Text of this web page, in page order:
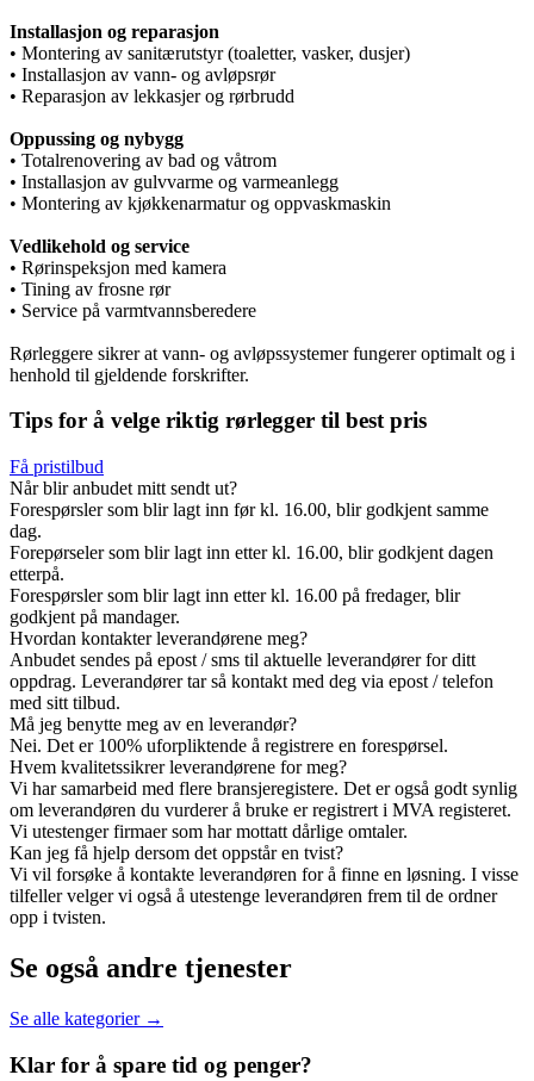
Installasjon og reparasjon
• Montering av sanitærutstyr (toaletter, vasker, dusjer)
• Installasjon av vann- og avløpsrør
• Reparasjon av lekkasjer og rørbrudd
Oppussing og nybygg
• Totalrenovering av bad og våtrom
• Installasjon av gulvvarme og varmeanlegg
• Montering av kjøkkenarmatur og oppvaskmaskin
Vedlikehold og service
• Rørinspeksjon med kamera
• Tining av frosne rør
• Service på varmtvannsberedere
Rørleggere sikrer at vann- og avløpssystemer fungerer optimalt og i
henhold til gjeldende forskrifter.
Tips for å velge riktig rørlegger til best pris
Få pristilbud
Når blir anbudet mitt sendt ut?
Forespørsler som blir lagt inn før kl. 16.00, blir godkjent samme
dag.
Forepørseler som blir lagt inn etter kl. 16.00, blir godkjent dagen
etterpå.
Forespørsler som blir lagt inn etter kl. 16.00 på fredager, blir
godkjent på mandager.
Hvordan kontakter leverandørene meg?
Anbudet sendes på epost / sms til aktuelle leverandører for ditt
oppdrag. Leverandører tar så kontakt med deg via epost / telefon
med sitt tilbud.
Må jeg benytte meg av en leverandør?
Nei. Det er 100% uforpliktende å registrere en forespørsel.
Hvem kvalitetssikrer leverandørene for meg?
Vi har samarbeid med flere bransjeregistere. Det er også godt synlig
om leverandøren du vurderer å bruke er registrert i MVA registeret.
Vi utestenger firmaer som har mottatt dårlige omtaler.
Kan jeg få hjelp dersom det oppstår en tvist?
Vi vil forsøke å kontakte leverandøren for å finne en løsning. I visse
tilfeller velger vi også å utestenge leverandøren frem til de ordner
opp i tvisten.
Se også andre tjenester
Se alle kategorier →
Klar for å spare tid og penger?